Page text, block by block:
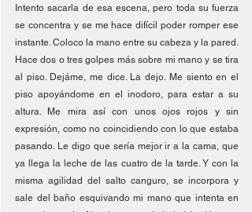
Intento sacarla de esa escena, pero toda su fuerza
se concentra y se me hace difícil poder romper ese
instante. Coloco la mano entre su cabeza y la pared.
Hace dos o tres golpes más sobre mi mano y se tira
al piso. Dejáme, me dice. La dejo. Me siento en el
piso apoyándome en el inodoro, para estar a su
altura. Me mira así con unos ojos rojos y sin
expresión, como no coincidiendo con lo que estaba
pasando. Le digo que sería mejor ir a la cama, que
ya llega la leche de las cuatro de la tarde. Y con la
misma agilidad del salto canguro, se incorpora y
sale del baño esquivando mi mano que intenta en